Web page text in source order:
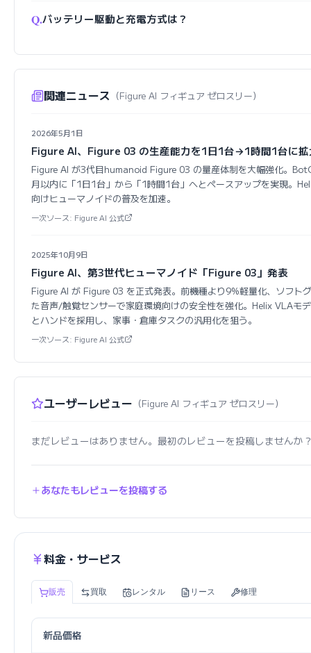
Q.バッテリー駆動と充電方式は？
関連ニュース （Figure AI フィギュア ゼロスリー）
2026年5月1日
Figure AI、Figure 03 の生産能力を1日1台→1時間1台に拡
Figure AI が3代目humanoid Figure 03 の量産体制を大幅強化。
月以内に「1日1台」から「1時間1台」へとペースアップを実現。
向けヒューマノイドの普及を加速。
一次ソース: Figure AI 公式
2025年10月9日
Figure AI、第3世代ヒューマノイド「Figure 03」発表
Figure AI が Figure 03 を正式発表。前機種より9%軽量化、ソフト
た音声/触覚センサーで家庭環境向けの安全性を強化。Helix VLAモ
とハンドを採用し、家事・倉庫タスクの汎用化を狙う。
一次ソース: Figure AI 公式
ユーザーレビュー （Figure AI フィギュア ゼロスリー）
まだレビューはありません。最初のレビューを投稿しませんか
あなたもレビューを投稿する
料金・サービス
販売 買取 レンタル リース 修理
新品価格